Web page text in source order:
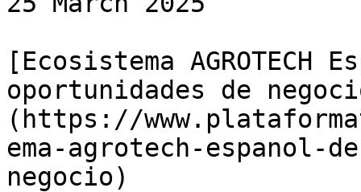
[Ecosistema
oportunidades de
(https://
ema-agrotech-espanol-
negocio)